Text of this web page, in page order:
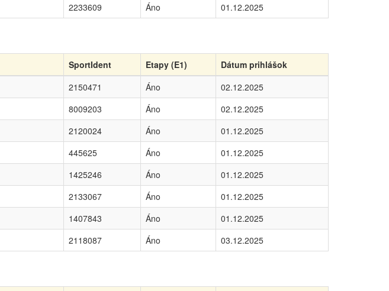
2233609 Áno 01.12.2025
SportIdent Etapy (E1)
Dátum prihlášok
2150471 Áno
02.12.2025
8009203 Áno
02.12.2025
2120024 Áno
01.12.2025
445625 Áno
01.12.2025
1425246 Áno
01.12.2025
2133067 Áno
01.12.2025
1407843 Áno
01.12.2025
2118087 Áno 03.12.2025